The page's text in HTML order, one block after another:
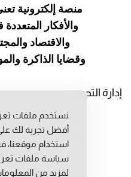
منصة إلكترونية
والأفكار
والاقتصاد
وقضايا الذاكرة
إدارة التحرير
رئيس التحرير:
رئيس التحرير
مديرة
نستخدم ملفات
أفضل تجربة لك
استخدام
سياسة ملفات
لمزيد من